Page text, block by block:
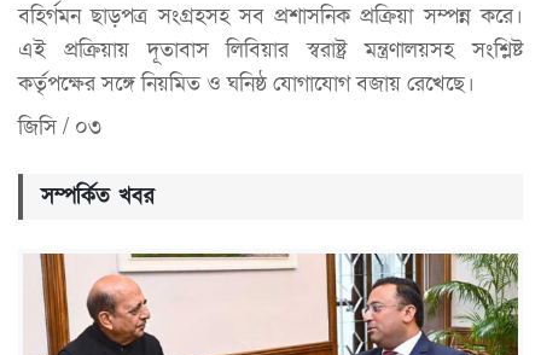
বহির্গমন ছাড়পত্র সংগ্রহসহ সব প্রশাসনিক প্রক্রিয়া সম্পন্ন করে।
এই প্রক্রিয়ায় দূতাবাস লিবিয়ার স্বরাষ্ট্র মন্ত্রণালয়সহ সংশ্লিষ্ট
কর্তৃপক্ষের সঙ্গে নিয়মিত ও ঘনিষ্ঠ যোগাযোগ বজায় রেখেছে।
জিসি / ০৩
সম্পর্কিত খবর